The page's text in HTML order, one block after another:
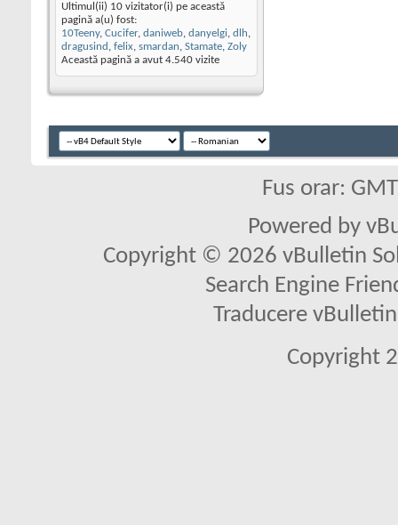
Ultimul(ii) 10 vizitator(i) pe această
pagină a(u) fost:
10Teeny, Cucifer, daniweb, danyelgi, dlh,
dragusind , felix, smardan, Stamate, Zoly
Această pagină a avut 4.540 vizite
Fus orar:
Powered by
Copyright © 2026 vBulletin
Search Engine
Traducere
Copyright